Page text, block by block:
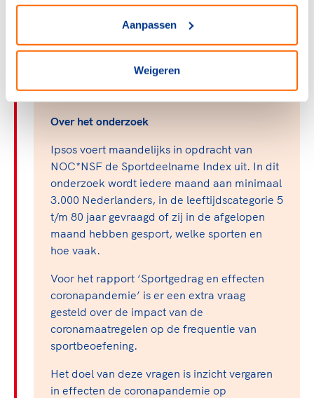
Aanpassen
Weigeren
Download
december 2020
Over het onderzoek
Ipsos voert maandelijks in opdracht van
NOC*NSF de Sportdeelname Index uit. In dit
onderzoek wordt iedere maand aan minimaal
3.000 Nederlanders, in de leeftijdscategorie 5
t/m 80 jaar gevraagd of zij in de afgelopen
maand hebben gesport, welke sporten en
hoe vaak.
Voor het rapport ‘Sportgedrag en effecten
coronapandemie’ is er een extra vraag
gesteld over de impact van de
coronamaatregelen op de frequentie van
sportbeoefening.
Het doel van deze vragen is inzicht vergaren
in effecten de coronapandemie op